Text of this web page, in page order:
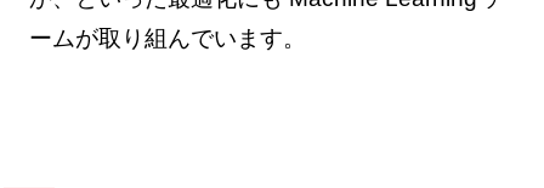
ームが取り組んでいます。